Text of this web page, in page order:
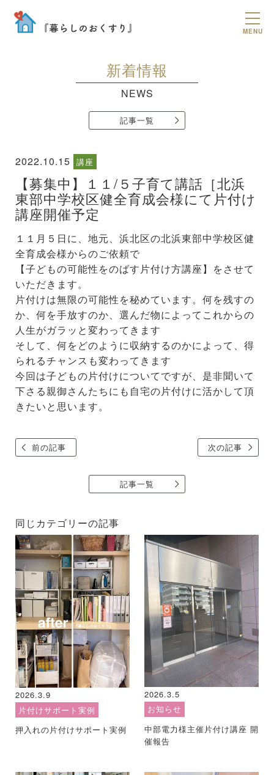
MENU
新着情報
NEWS
記事一覧
2022.10.15 講座
【募集中】１１/５子育て講話［北浜
東部中学校区健全育成会様にて片付け
講座開催予定
１１月５日に、地元、浜北区の北浜東部中学校区健
全育成会様からのご依頼で
【子どもの可能性をのばす片付け方講座】をさせて
いただきます。
片付けは無限の可能性を秘めています。何を残すの
か、何を手放すのか、選んだ物によってこれからの
人生がガラッと変わってきます
そして、何をどのように収納するのかによって、得
られるチャンスも変わってきます
今回は子どもの片付けについてですが、是非聞いて
下さる親御さんたちにも自宅の片付けに活かして頂
きたいと思います。
前の記事 次の記事
記事一覧
同じカテゴリーの記事
2026.3.9
片付けサポート実例
押入れの片付けサポート実例
2026.3.5
お知らせ
中部電力様主催片付け講座 開
催報告